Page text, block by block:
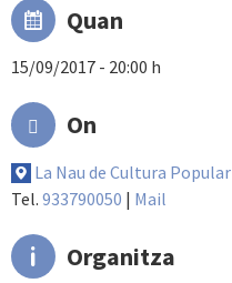
Quan
15/09/2017 - 20:00 h
On
La Nau de Cultura Popular
Tel. 933790050 | Mail
Organitza